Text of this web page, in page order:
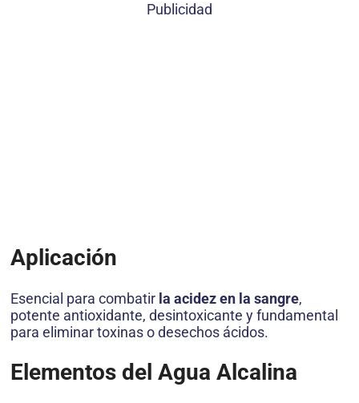
Publicidad
Aplicación
Esencial para combatir la acidez en la sangre,
potente antioxidante, desintoxicante y fundamental
para eliminar toxinas o desechos ácidos.
Elementos del Agua Alcalina